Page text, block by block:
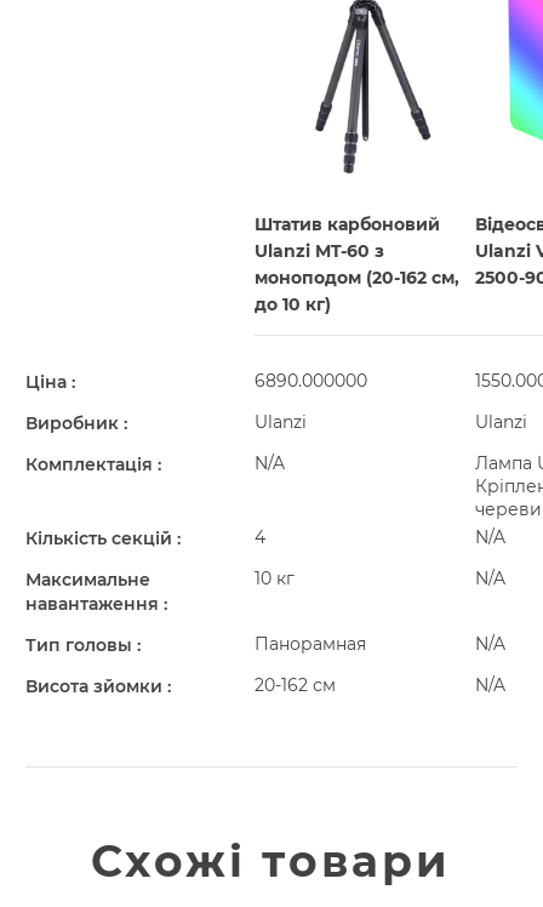
Ціна
Виробник
Комплектація
Кількість секцій
Максимальне
навантаження
Тип головы
Висота зйомки
Штатив карбоновий
Ulanzi MT-60 з
моноподом (20-162 см,
до 10 кг)
6890.000000
Ulanzi
N/A
4
10 кг
Панорамная
20-162 см
Ulanzi
2500-
Ulanzi
Лампа
N/A
N/A
N/A
N/A
Схожі товари